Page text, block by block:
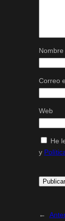
Nombre
Correo
Web
He
y
←